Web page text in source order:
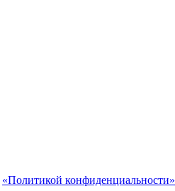
«Политикой конфиденциальности»